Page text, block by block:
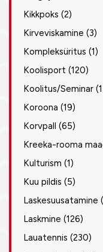
Kikkpoks (2)
Kirveviskamine (3)
Kompleksüritus (1)
Koolisport (120)
Koolitus/Seminar
Koroona (19)
Korvpall (65)
Kreeka-rooma
Kulturism (1)
Kuu pildis (5)
Laskesuusatamine
Laskmine (126)
Lauatennis (230)